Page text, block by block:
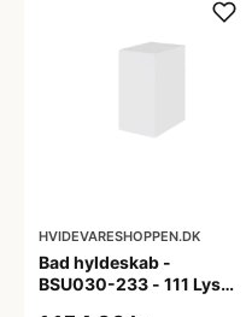
HVIDEVARESHOPPEN.DK
Bad hyldeskab -
BSU030-233 - 111 Lys